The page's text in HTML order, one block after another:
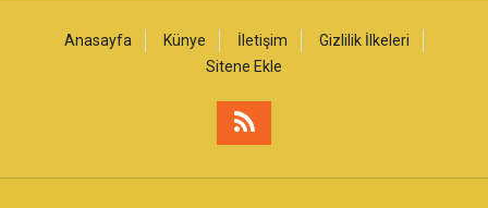
Anasayfa Künye İletişim
Gizlilik İlkeleri
Sitene Ekle